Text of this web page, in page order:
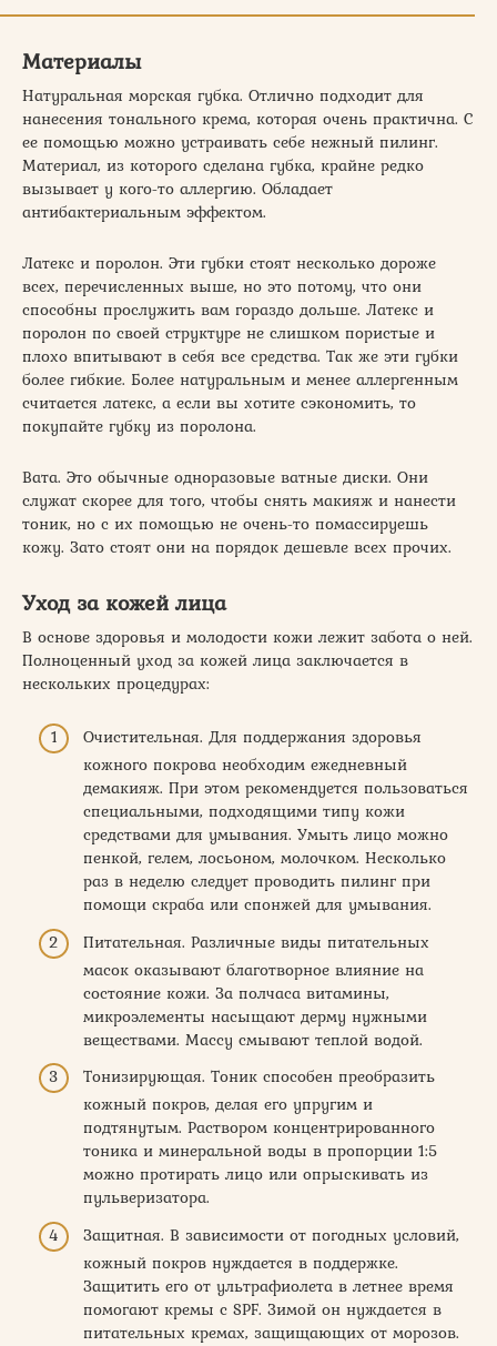
Материалы
Натуральная морская губка. Отлично подходит для
нанесения тонального крема, которая очень практична. С
ее помощью можно устраивать себе нежный пилинг.
Материал, из которого сделана губка, крайне редко
вызывает у кого-то аллергию. Обладает
антибактериальным эффектом.
Латекс и поролон. Эти губки стоят несколько дороже
всех, перечисленных выше, но это потому, что они
способны прослужить вам гораздо дольше. Латекс и
поролон по своей структуре не слишком пористые и
плохо впитывают в себя все средства. Так же эти губки
более гибкие. Более натуральным и менее аллергенным
считается латекс, а если вы хотите сэкономить, то
покупайте губку из поролона.
Вата. Это обычные одноразовые ватные диски. Они
служат скорее для того, чтобы снять макияж и нанести
тоник, но с их помощью не очень-то помассируешь
кожу. Зато стоят они на порядок дешевле всех прочих.
Уход за кожей лица
В основе здоровья и молодости кожи лежит забота о ней.
Полноценный уход за кожей лица заключается в
нескольких процедурах:
Очистительная. Для поддержания здоровья
кожного покрова необходим ежедневный
демакияж. При этом рекомендуется пользоваться
специальными, подходящими типу кожи
средствами для умывания. Умыть лицо можно
пенкой, гелем, лосьоном, молочком. Несколько
раз в неделю следует проводить пилинг при
помощи скраба или спонжей для умывания.
Питательная. Различные виды питательных
масок оказывают благотворное влияние на
состояние кожи. За полчаса витамины,
микроэлементы насыщают дерму нужными
веществами. Массу смывают теплой водой.
Тонизирующая. Тоник способен преобразить
кожный покров, делая его упругим и
подтянутым. Раствором концентрированного
тоника и минеральной воды в пропорции 1:5
можно протирать лицо или опрыскивать из
пульверизатора.
Защитная. В зависимости от погодных условий,
кожный покров нуждается в поддержке.
Защитить его от ультрафиолета в летнее время
помогают кремы с SPF. Зимой он нуждается в
питательных кремах, защищающих от морозов.